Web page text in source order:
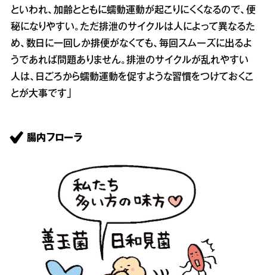
といわれ、加齢とともに蠕動運動が起こりにくくなるので、便
秘になりやすい。ただ排泄のサイクルは人によって異なるた
め、数日に一回しか排便がなくても、毎回スムーズに出るよ
うであれば問題ありません。排泄のサイクルが乱れやすい
人は、日ごろから蠕動運動を促すような習慣をつけておくこ
とが大事です」
腸内フローラ